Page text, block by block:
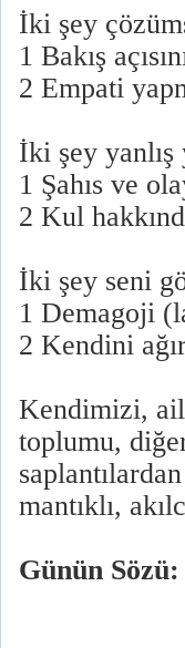
İki şey
1 Bakış
2 Empati
İki şey yanlış
1 Şahıs ve
2 Kul
İki şey seni
1 Demagoji
2 Kendini
Kendimizi,
toplumu,
mantıklı,
Günün Sözü: